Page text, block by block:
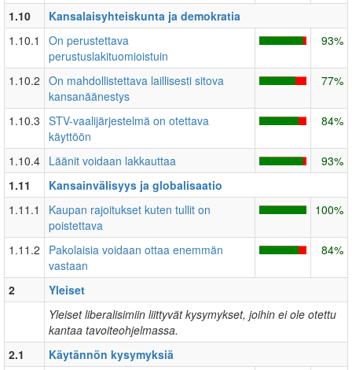
1.10
Kansalaisyhteiskunta ja demokratia
1.10.1
On perustettava
perustuslakituomioistuin
93%
1.10.2 On mahdollistettava laillisesti sitova
kansanäänestys
77%
1.10.3 STV-vaalijärjestelmä on otettava
käyttöön
84%
1.10.4 Läänit voidaan lakkauttaa
93%
1.11
Kansainvälisyys ja globalisaatio
1.11.1
Kaupan rajoitukset kuten tullit on
poistettava
100%
1.11.2
Pakolaisia voidaan ottaa enemmän
vastaan
84%
2
Yleiset
Yleiset liberalisimiin liittyvät kysymykset, joihin ei ole otettu
kantaa tavoiteohjelmassa.
2.1
Käytännön kysymyksiä